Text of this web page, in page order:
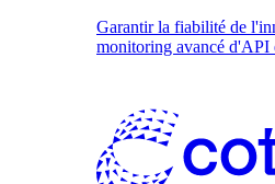
Garantir la fiabilité de
monitoring avancé d'API